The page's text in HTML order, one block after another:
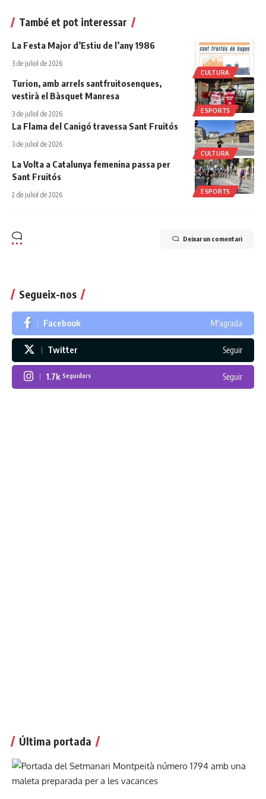
També et pot interessar
CULTURA
La Festa Major d’Estiu de l’any 1986
3 de juliol de 2026
ESPORTS
Turion, amb arrels santfruitosenques,
vestirà el Bàsquet Manresa
3 de juliol de 2026
CULTURA
La Flama del Canigó travessa Sant Fruitós
3 de juliol de 2026
ESPORTS
La Volta a Catalunya femenina passa per
Sant Fruitós
2 de juliol de 2026
Deixar un comentari
Segueix-nos
Facebook M'agrada
Twitter Seguir
1.7k Seguidors Seguir
Última portada